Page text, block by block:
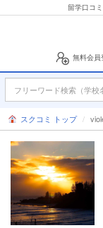
留学口コ
無料会員
スクコミ トップ